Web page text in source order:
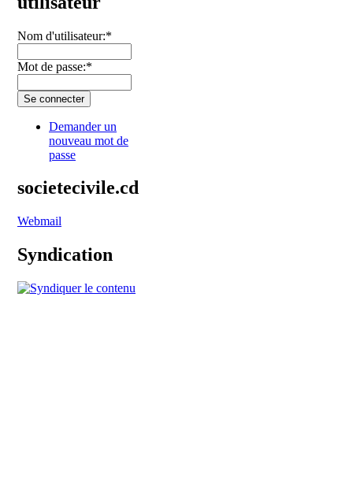
Nom d'utilisateur:*
Mot de passe:*
Demander un
nouveau mot de
passe
societecivile.cd
Webmail
Syndication